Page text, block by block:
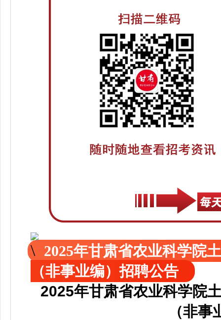
2025年甘肃省农业科学院
（非事业编）招聘公告
2025年甘肃省农业科学院
（非